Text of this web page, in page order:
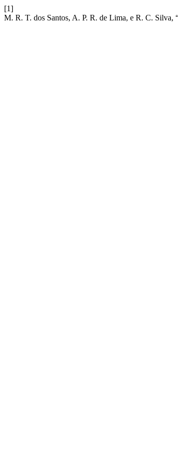
[1]
M. R. T. dos Santos, A. P. R. de Lima, e R. C. Silva,